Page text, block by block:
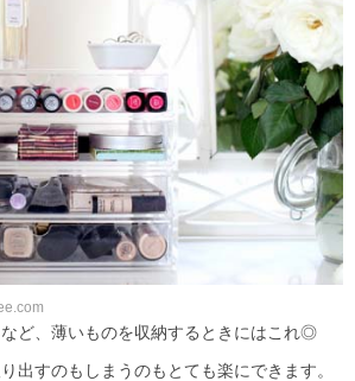
ど、薄いものを収納するときにはこれ◎
出すのもしまうのもとても楽にできます。